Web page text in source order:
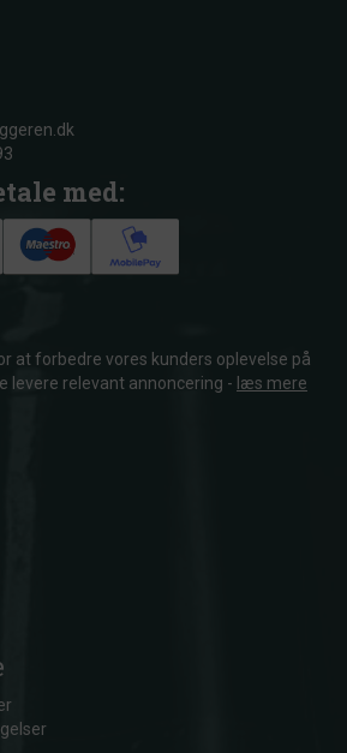
med:
at forbedre vores kunders oplevelse på
levere relevant annoncering - læs mere